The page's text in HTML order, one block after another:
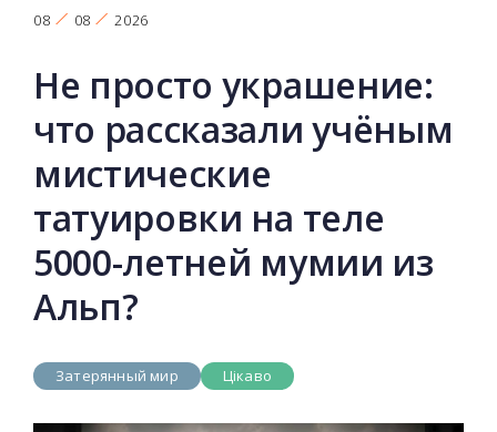
08 08 2026
Не просто украшение:
что рассказали учёным
мистические
татуировки на теле
5000-летней мумии из
Альп?
Затерянный мир Цікаво